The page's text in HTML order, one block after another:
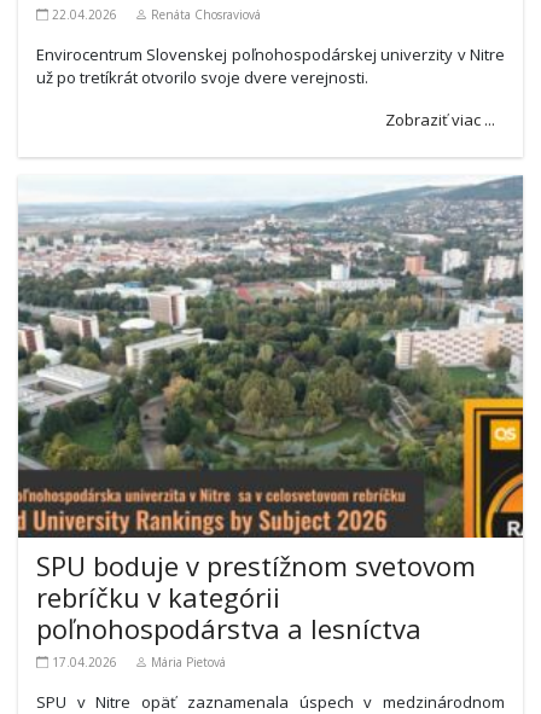
22.04.2026 Renáta Chosraviová
Envirocentrum Slovenskej poľnohospodárskej univerzity v Nitre
už po tretíkrát otvorilo svoje dvere verejnosti.
Zobraziť viac ...
SPU boduje v prestížnom svetovom
rebríčku v kategórii
poľnohospodárstva a lesníctva
17.04.2026 Mária Pietová
SPU v Nitre opäť zaznamenala úspech v medzinárodnom